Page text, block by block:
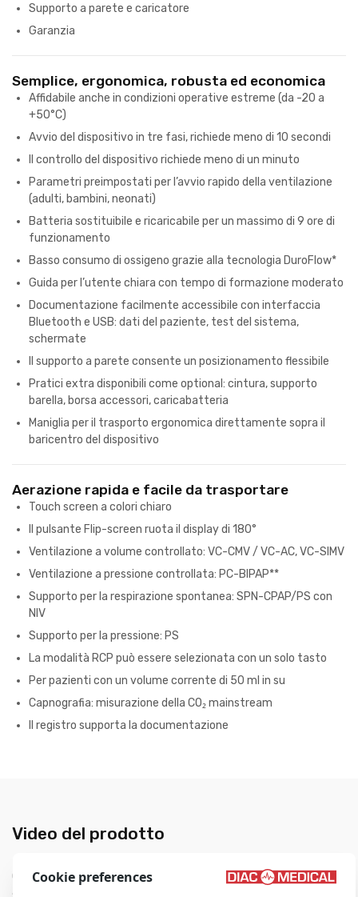
Supporto a parete e caricatore
Garanzia
Semplice, ergonomica, robusta ed economica
Affidabile anche in condizioni operative estreme (da -20 a
+50°C)
Avvio del dispositivo in tre fasi, richiede meno di 10 secondi
Il controllo del dispositivo richiede meno di un minuto
Parametri preimpostati per l’avvio rapido della ventilazione
(adulti, bambini, neonati)
Batteria sostituibile e ricaricabile per un massimo di 9 ore di
funzionamento
Basso consumo di ossigeno grazie alla tecnologia DuroFlow*
Guida per l’utente chiara con tempo di formazione moderato
Documentazione facilmente accessibile con interfaccia
Bluetooth e USB: dati del paziente, test del sistema,
schermate
Il supporto a parete consente un posizionamento flessibile
Pratici extra disponibili come optional: cintura, supporto
barella, borsa accessori, caricabatteria
Maniglia per il trasporto ergonomica direttamente sopra il
baricentro del dispositivo
Aerazione rapida e facile da trasportare
Touch screen a colori chiaro
Il pulsante Flip-screen ruota il display di 180°
Ventilazione a volume controllato: VC-CMV / VC-AC, VC-SIMV
Ventilazione a pressione controllata: PC-BIPAP**
Supporto per la respirazione spontanea: SPN-CPAP/PS con
NIV
Supporto per la pressione: PS
La modalità RCP può essere selezionata con un solo tasto
Per pazienti con un volume corrente di 50 ml in su
Capnografia: misurazione della CO₂ mainstream
Il registro supporta la documentazione
Video del prodotto
Questo video spiega le funzioni più importanti di Oxylog VE300.
Cookie preferences